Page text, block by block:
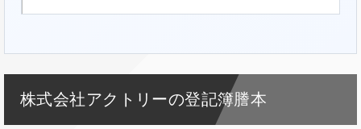
株式会社アクトリーの登記簿謄本